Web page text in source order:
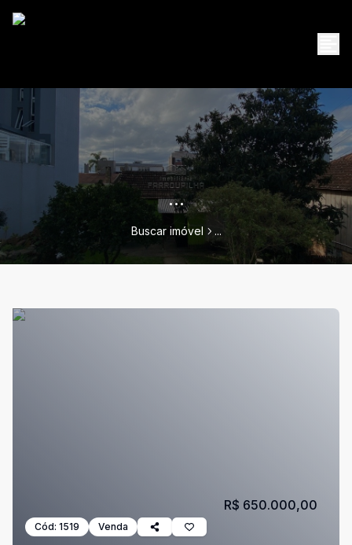
...
Buscar imóvel ...
Cód: 1519 Venda
R$ 650.000,00